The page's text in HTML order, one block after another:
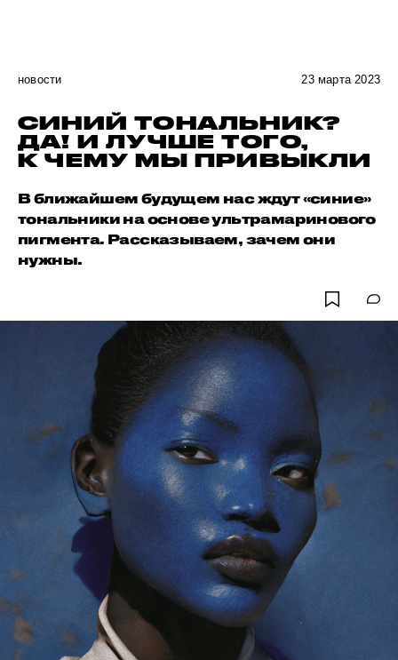
новости 23 марта 2023
СИНИЙ ТОНАЛЬНИК?
ДА! И ЛУЧШЕ ТОГО,
К ЧЕМУ МЫ ПРИВЫКЛИ
В ближайшем будущем нас ждут «синие»
тональники на основе ультрамаринового
пигмента. Рассказываем, зачем они
нужны.